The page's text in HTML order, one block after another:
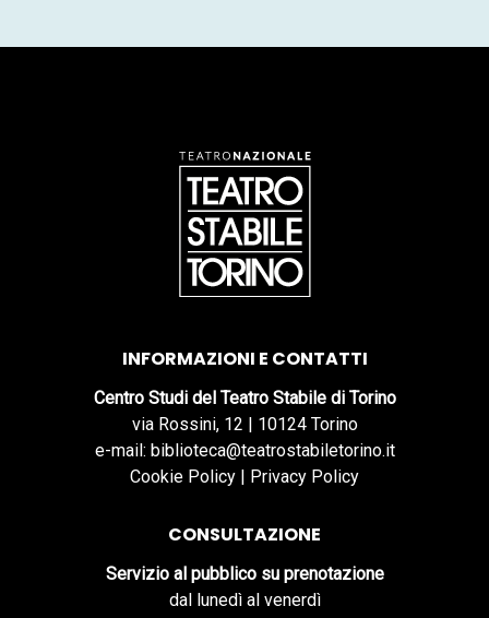
INFORMAZIONI E CONTATTI
Centro Studi del Teatro Stabile di Torino
via Rossini, 12 | 10124 Torino
e-mail: biblioteca@teatrostabiletorino.it
Cookie Policy | Privacy Policy
CONSULTAZIONE
Servizio al pubblico su prenotazione
dal lunedì al venerdì